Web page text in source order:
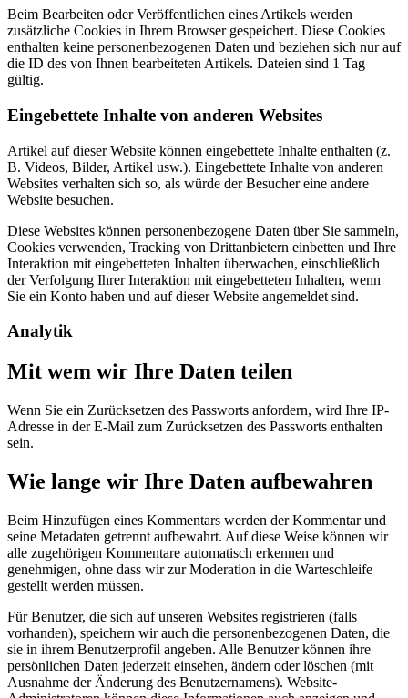
Beim Bearbeiten oder Veröffentlichen eines Artikels werden
zusätzliche Cookies in Ihrem Browser gespeichert. Diese Cookies
enthalten keine personenbezogenen Daten und beziehen sich nur auf
die ID des von Ihnen bearbeiteten Artikels. Dateien sind 1 Tag
gültig.
Eingebettete Inhalte von anderen Websites
Artikel auf dieser Website können eingebettete Inhalte enthalten (z.
B. Videos, Bilder, Artikel usw.). Eingebettete Inhalte von anderen
Websites verhalten sich so, als würde der Besucher eine andere
Website besuchen.
Diese Websites können personenbezogene Daten über Sie sammeln,
Cookies verwenden, Tracking von Drittanbietern einbetten und Ihre
Interaktion mit eingebetteten Inhalten überwachen, einschließlich
der Verfolgung Ihrer Interaktion mit eingebetteten Inhalten, wenn
Sie ein Konto haben und auf dieser Website angemeldet sind.
Analytik
Mit wem wir Ihre Daten teilen
Wenn Sie ein Zurücksetzen des Passworts anfordern, wird Ihre IP-
Adresse in der E-Mail zum Zurücksetzen des Passworts enthalten
sein.
Wie lange wir Ihre Daten aufbewahren
Beim Hinzufügen eines Kommentars werden der Kommentar und
seine Metadaten getrennt aufbewahrt. Auf diese Weise können wir
alle zugehörigen Kommentare automatisch erkennen und
genehmigen, ohne dass wir zur Moderation in die Warteschleife
gestellt werden müssen.
Für Benutzer, die sich auf unseren Websites registrieren (falls
vorhanden), speichern wir auch die personenbezogenen Daten, die
sie in ihrem Benutzerprofil angeben. Alle Benutzer können ihre
persönlichen Daten jederzeit einsehen, ändern oder löschen (mit
Ausnahme der Änderung des Benutzernamens). Website-